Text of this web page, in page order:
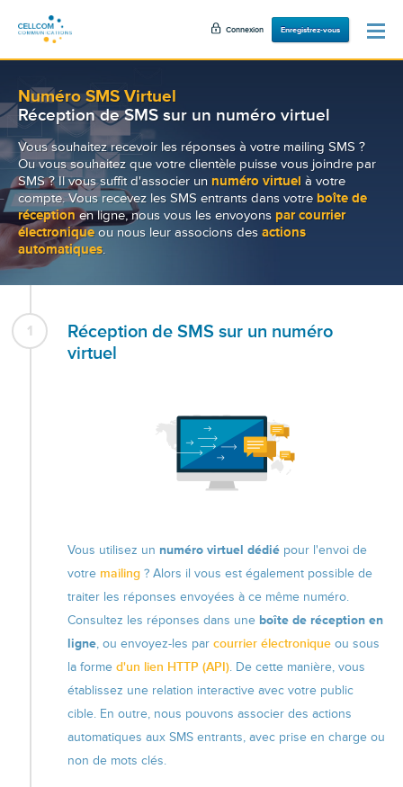
Connexion Enregistrez-vous
Numéro SMS Virtuel
Réception de SMS sur un numéro virtuel
Vous souhaitez recevoir les réponses à votre mailing SMS ?
Ou vous souhaitez que votre clientèle puisse vous joindre par
SMS ? Il vous suffit d'associer un numéro virtuel à votre
compte. Vous recevez les SMS entrants dans votre boîte de
réception en ligne, nous vous les envoyons par courrier
électroniqueou nous leur associons des actions
automatiques.
1
Réception de SMS sur un numéro
virtuel
Vous utilisez un numéro virtuel dédié pour l'envoi de
votre mailing ? Alors il vous est également possible de
traiter les réponses envoyées à ce même numéro.
Consultez les réponses dans une boîte de réception en
ligne, ou envoyez-les par courrier électronique ou sous
la forme d'un lien HTTP (API). De cette manière, vous
établissez une relation interactive avec votre public
cible. En outre, nous pouvons associer des actions
automatiques aux SMS entrants, avec prise en charge ou
non de mots clés.